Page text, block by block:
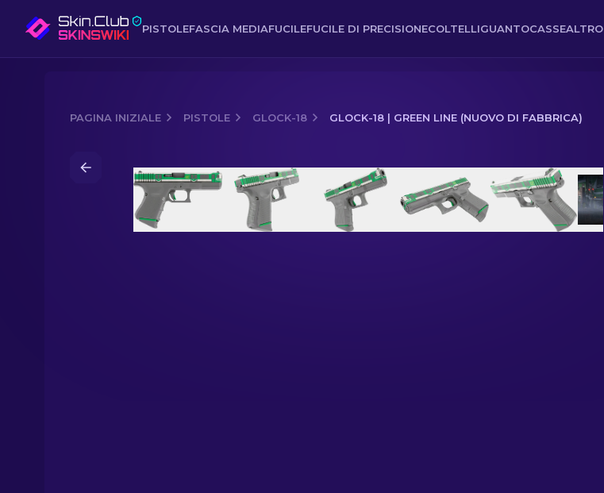
PISTOLEFASCIA MEDIAFUCILEFUCILE DI PRECISIONECOLTELLIGUANTOCASSEALTRO
PAGINA INIZIALE PISTOLE GLOCK-18 GLOCK-18 | GREEN LINE (NUOVO DI FABBRICA)
Media of Glock-18 | Green Line (Nuovo di fabbrica)